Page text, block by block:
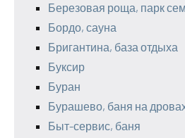
Березовая роща, парк
Бордо, сауна
Бригантина, база отдыха
Буксир
Буран
Бурашево, баня на
Быт-сервис, баня